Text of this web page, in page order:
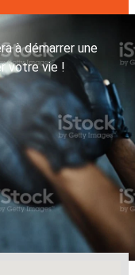
à démarrer une
votre vie !